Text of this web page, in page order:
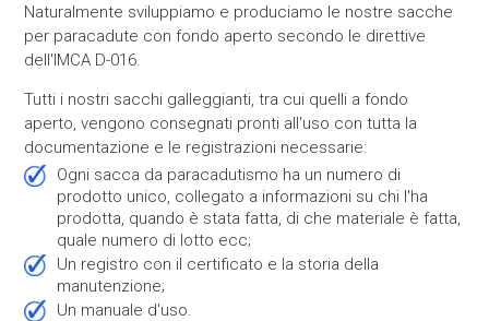
Naturalmente sviluppiamo e produciamo le nostre sacche
per paracadute con fondo aperto secondo le direttive
dell'IMCA D-016.
Tutti i nostri sacchi galleggianti, tra cui quelli a fondo
aperto, vengono consegnati pronti all'uso con tutta la
documentazione e le registrazioni necessarie:
ogni sacca da paracadutismo ha un numero di
prodotto unico, collegato a informazioni su chi l'ha
prodotta, quando è stata fatta, di che materiale è fatta,
quale numero di lotto ecc;
un registro con il certificato e la storia della
manutenzione;
un manuale d'uso.